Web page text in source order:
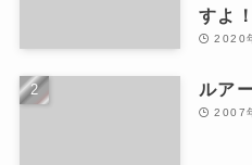
すよ！
2020
ルア
2007